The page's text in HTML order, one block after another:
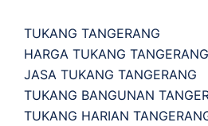
TUKANG TANGERANG
HARGA TUKANG TANGERANG
JASA TUKANG TANGERANG
TUKANG BANGUNAN
TUKANG HARIAN